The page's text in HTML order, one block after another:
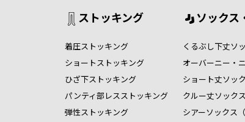
ストッキング
着圧ストッキング
ショートストッキング
ひざ下ストッキング
パンティ部レスストッキング
弾性ストッキング
ソックス
くるぶし下丈ソ
オーバーニー・
ショート丈ソッ
クルー丈ソックス
シアーソックス